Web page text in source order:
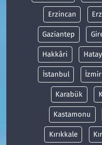
Erzincan
Gaziantep
Hakkâri Hatay
İstanbul İzmir
Karabük
Kastamonu
Kırıkkale